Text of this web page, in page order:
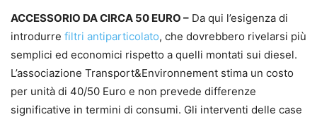
ACCESSORIO DA CIRCA 50 EURO – Da qui l’esigenza di
introdurre filtri antiparticolato, che dovrebbero rivelarsi più
semplici ed economici rispetto a quelli montati sui diesel.
L’associazione Transport&Environnement stima un costo
per unità di 40/50 Euro e non prevede differenze
significative in termini di consumi. Gli interventi delle case